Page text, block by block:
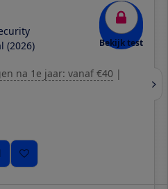
(2026)
Bekijk test
na 1e jaar: vanaf €40 |